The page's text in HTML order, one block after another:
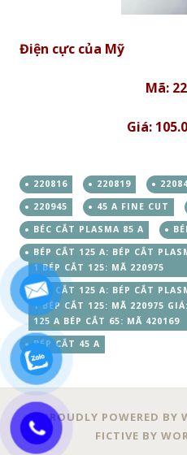
Điện cực của Mỹ
Mã:
Giá:
220816 220819
220945
45 A FINE CUT
BÉC CẮT PLASMA 85 A
BÉP CẮT 125 A: BÉP CẮT
1 BÉP CẮT 125: MÃ 220975
BÉP CẮT 125 A: BÉP CẮT
1 BÉP CẮT 125: MÃ 220975
125 A BÉP CẮT 65: MÃ 420169
BÉP CẮT 45 A
PROUDLY POWERED BY
FICTIVE BY